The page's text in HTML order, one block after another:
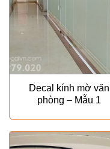
Decal kính mờ văn
phòng – Mẫu 1